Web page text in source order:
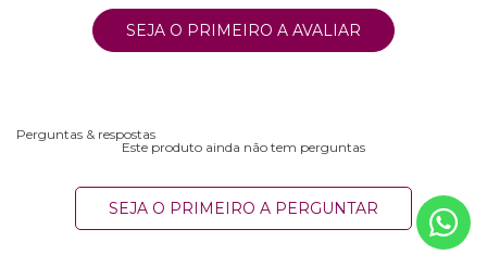
SEJA O PRIMEIRO A AVALIAR
Perguntas & respostas
Este produto ainda não tem perguntas
SEJA O PRIMEIRO A PERGUNTAR